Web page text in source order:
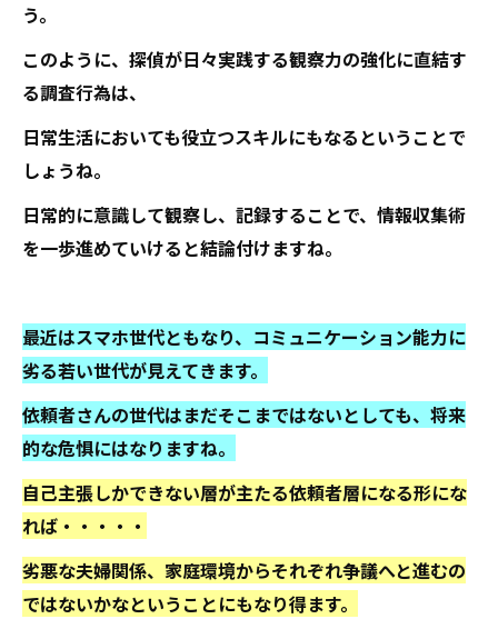
う。
このように、探偵が日々実践する観察力の強化に直結す
る調査行為は、
日常生活においても役立つスキルにもなるということで
しょうね。
日常的に意識して観察し、記録することで、情報収集術
を一歩進めていけると結論付けますね。
最近はスマホ世代ともなり、コミュニケーション能力に
劣る若い世代が見えてきます。
依頼者さんの世代はまだそこまではないとしても、将来
的な危惧にはなりますね。
自己主張しかできない層が主たる依頼者層になる形にな
れば・・・・・
劣悪な夫婦関係、家庭環境からそれぞれ争議へと進むの
ではないかなということにもなり得ます。